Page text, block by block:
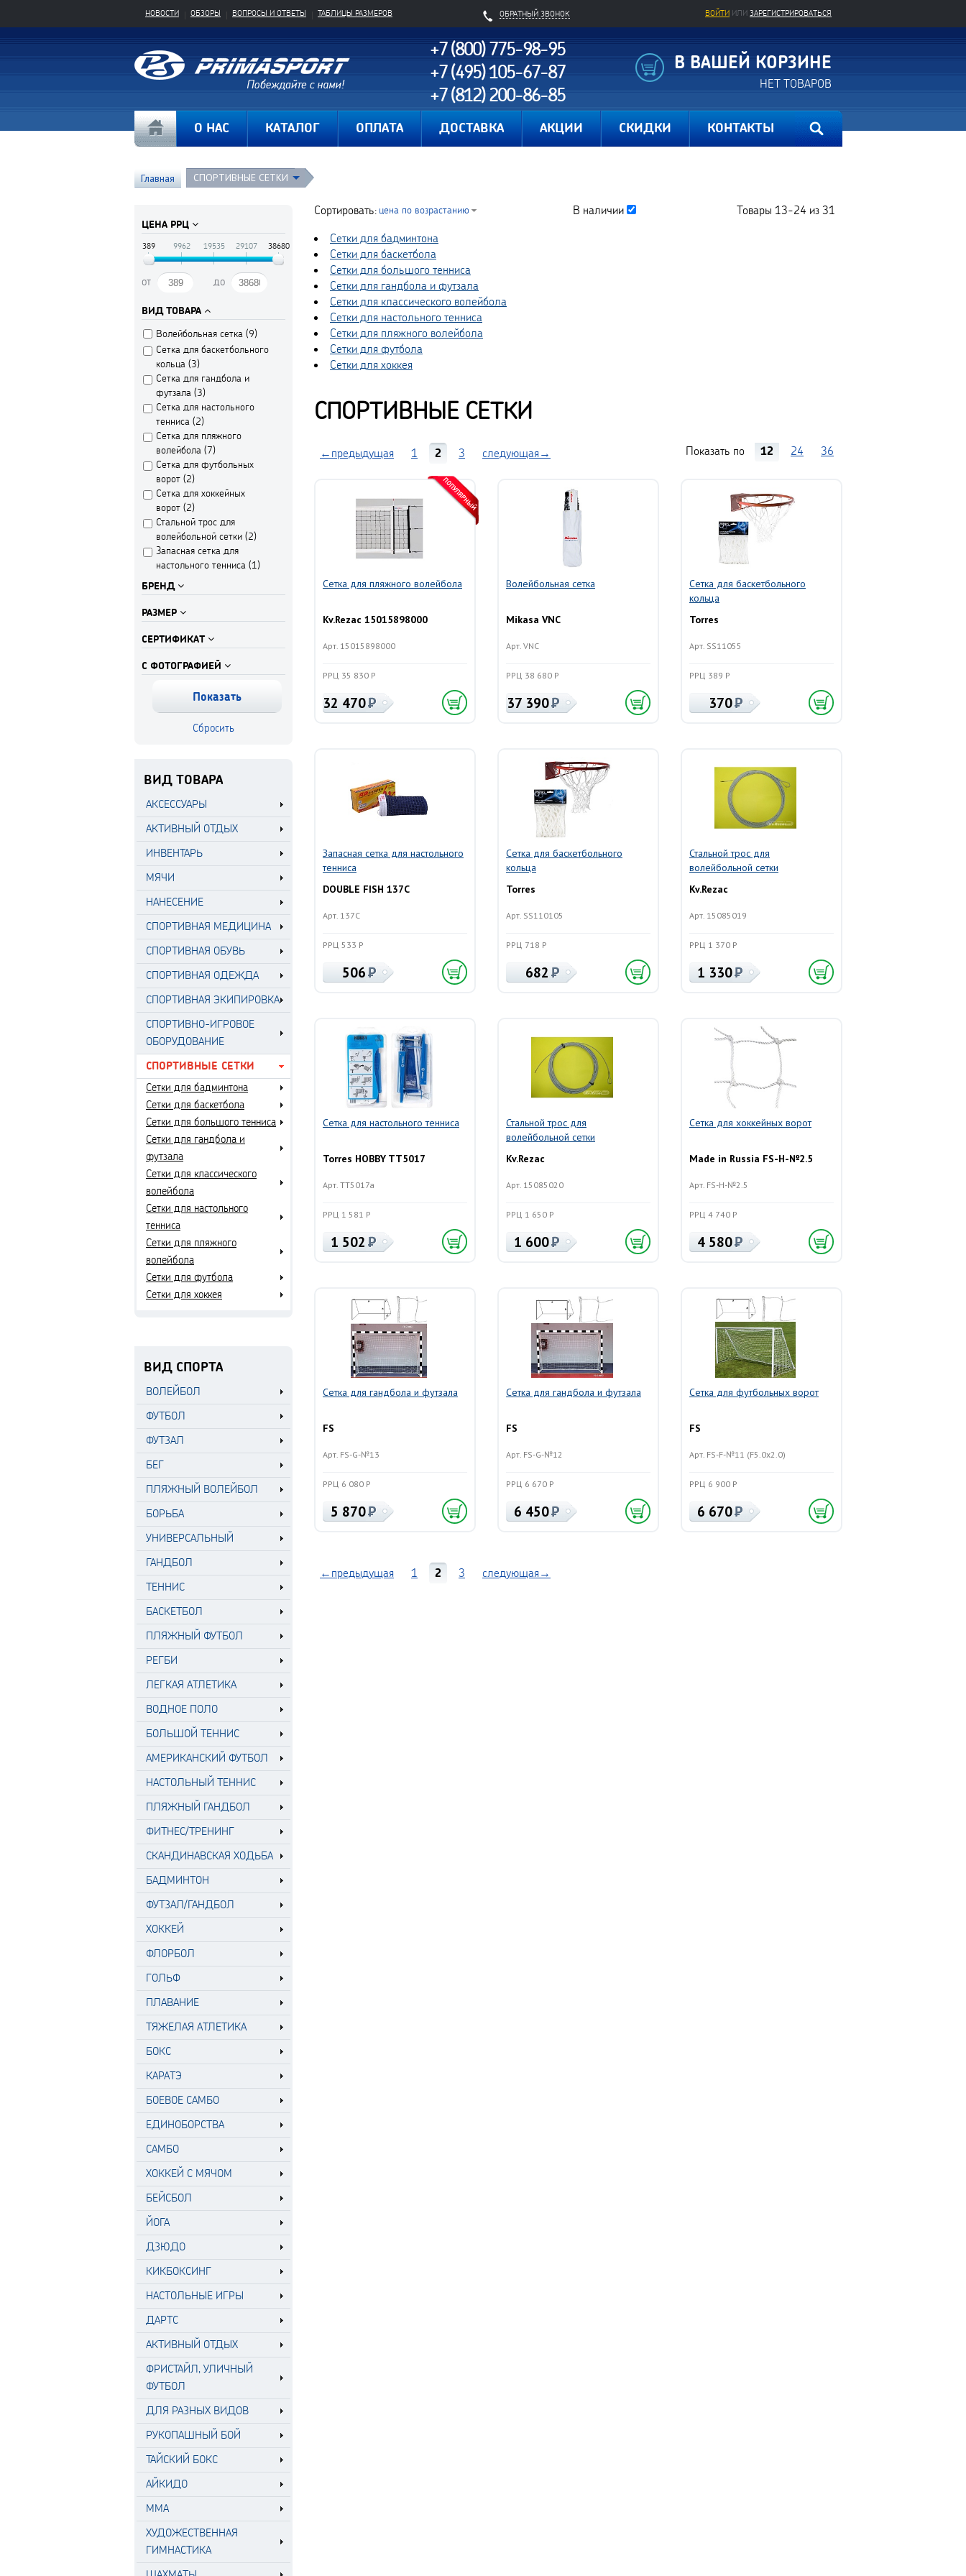
ОБРАТНЫЙ ЗВОНОК ВОЙТИ ИЛИ ЗАРЕГИСТРИРОВАТЬСЯ
НОВОСТИ ОБЗОРЫ ВОПРОСЫ И ОТВЕТЫ ТАБЛИЦЫ РАЗМЕРОВ
+7 (800) 775-98-95
+7 (495) 105-67-87
+7 (812) 200-86-85
В ВАШЕЙ КОРЗИНЕ
НЕТ ТОВАРОВ
О НАС КАТАЛОГ ОПЛАТА ДОСТАВКА АКЦИИ СКИДКИ КОНТАКТЫ
Главная СПОРТИВНЫЕ СЕТКИ
ЦЕНА РРЦ
389 9962 19535 29107 38680
от до
ВИД ТОВАРА
Волейбольная сетка (9)
Сетка для баскетбольного
кольца (3)
Сетка для гандбола и
футзала (3)
Сетка для настольного
тенниса (2)
Сетка для пляжного
волейбола (7)
Сетка для футбольных
ворот (2)
Сетка для хоккейных
ворот (2)
Стальной трос для
волейбольной сетки (2)
Запасная сетка для
настольного тенниса (1)
БРЕНД
РАЗМЕР
СЕРТИФИКАТ
С ФОТОГРАФИЕЙ
ВИД ТОВАРА
АКСЕССУАРЫ
АКТИВНЫЙ ОТДЫХ
ИНВЕНТАРЬ
МЯЧИ
НАНЕСЕНИЕ
СПОРТИВНАЯ МЕДИЦИНА
СПОРТИВНАЯ ОБУВЬ
СПОРТИВНАЯ ОДЕЖДА
СПОРТИВНАЯ ЭКИПИРОВКА
СПОРТИВНО-ИГРОВОЕ
ОБОРУДОВАНИЕ
СПОРТИВНЫЕ СЕТКИ
Сетки для бадминтона
Сетки для баскетбола
Сетки для большого тенниса
Сетки для гандбола и
футзала
Сетки для классического
волейбола
Сетки для настольного
тенниса
Сетки для пляжного
волейбола
Сетки для футбола
Сетки для хоккея
ВИД СПОРТА
ВОЛЕЙБОЛ
ФУТБОЛ
ФУТЗАЛ
БЕГ
ПЛЯЖНЫЙ ВОЛЕЙБОЛ
БОРЬБА
УНИВЕРСАЛЬНЫЙ
ГАНДБОЛ
ТЕННИС
БАСКЕТБОЛ
ПЛЯЖНЫЙ ФУТБОЛ
РЕГБИ
ЛЕГКАЯ АТЛЕТИКА
ВОДНОЕ ПОЛО
БОЛЬШОЙ ТЕННИС
АМЕРИКАНСКИЙ ФУТБОЛ
НАСТОЛЬНЫЙ ТЕННИС
ПЛЯЖНЫЙ ГАНДБОЛ
ФИТНЕС/ТРЕНИНГ
СКАНДИНАВСКАЯ ХОДЬБА
БАДМИНТОН
ФУТЗАЛ/ГАНДБОЛ
ХОККЕЙ
ФЛОРБОЛ
ГОЛЬФ
ПЛАВАНИЕ
ТЯЖЕЛАЯ АТЛЕТИКА
БОКС
КАРАТЭ
БОЕВОЕ САМБО
ЕДИНОБОРСТВА
САМБО
ХОККЕЙ С МЯЧОМ
БЕЙСБОЛ
ЙОГА
ДЗЮДО
КИКБОКСИНГ
НАСТОЛЬНЫЕ ИГРЫ
ДАРТС
АКТИВНЫЙ ОТДЫХ
ФРИСТАЙЛ, УЛИЧНЫЙ
ФУТБОЛ
ДЛЯ РАЗНЫХ ВИДОВ
РУКОПАШНЫЙ БОЙ
ТАЙСКИЙ БОКС
АЙКИДО
MMA
ХУДОЖЕСТВЕННАЯ
ГИМНАСТИКА
В наличии
Сортировать: цена по возрастанию Товары 13-24 из 31
Сетки для бадминтона
Сетки для баскетбола
Сетки для большого тенниса
Сетки для гандбола и футзала
Сетки для классического волейбола
Сетки для настольного тенниса
Сетки для пляжного волейбола
Сетки для футбола
Сетки для хоккея
СПОРТИВНЫЕ СЕТКИ
←предыдущая 1 2 3 следующая→ Показать по 12 24 36
Сетка для пляжного волейбола
Kv.Rezac 15015898000
Арт. 15015898000
РРЦ 35 830 Р
32 470
Волейбольная сетка
Mikasa VNC
Арт. VNC
РРЦ 38 680 Р
37 390
Сетка для баскетбольного
кольца
Torres
Арт. SS11055
РРЦ 389 Р
370
Запасная сетка для настольного
тенниса
DOUBLE FISH 137C
Арт. 137C
РРЦ 533 Р
506
Сетка для баскетбольного
кольца
Torres
Арт. SS110105
РРЦ 718 Р
682
Стальной трос для
волейбольной сетки
Kv.Rezac
Арт. 15085019
РРЦ 1 370 Р
1 330
Сетка для настольного тенниса
Torres HOBBY TT5017
Арт. TT5017a
РРЦ 1 581 Р
1 502
Стальной трос для
волейбольной сетки
Kv.Rezac
Арт. 15085020
РРЦ 1 650 Р
1 600
Сетка для хоккейных ворот
Made in Russia FS-H-№2.5
Арт. FS-H-№2.5
РРЦ 4 740 Р
4 580
Сетка для гандбола и футзала
FS
Арт. FS-G-№13
РРЦ 6 080 Р
5 870
Сетка для гандбола и футзала
FS
Арт. FS-G-№12
РРЦ 6 670 Р
6 450
Сетка для футбольных ворот
FS
Арт. FS-F-№11 (F5.0x2.0)
РРЦ 6 900 Р
6 670
←предыдущая 1 2 3 следующая→